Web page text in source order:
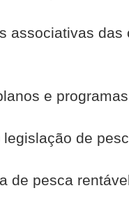
associativas das
e
de
de pesca